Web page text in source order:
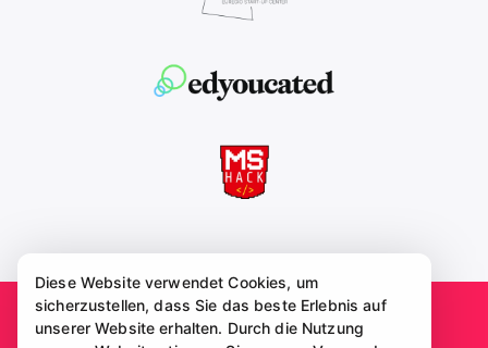
Diese Website verwendet Cookies, um
sicherzustellen, dass Sie das beste Erlebnis auf
unserer Website erhalten. Durch die Nutzung